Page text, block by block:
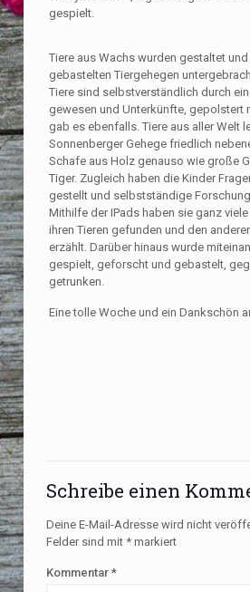
gespielt.
Tiere aus Wachs wurden gestaltet
gebastelten Tiergehegen
Tiere sind selbstverständlich durch
gewesen und Unterkünfte, gepolstert
gab es ebenfalls. Tiere aus aller Welt
Sonnenberger Gehege friedlich
Schafe aus Holz genauso wie große
Tiger. Zugleich haben die Kinder
gestellt und selbstständige
Mithilfe der IPads haben sie ganz
ihren Tieren gefunden und den
erzählt. Darüber hinaus wurde
gespielt, geforscht und gebastelt,
getrunken.
Eine tolle Woche und ein Dankschön
Schreibe einen
Deine E-Mail-Adresse wird nicht
Felder sind mit *markiert
Kommentar *